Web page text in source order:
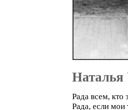
Рада всем, кто
Рада, если мои